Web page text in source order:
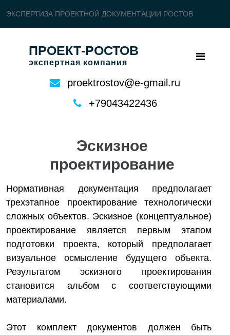
ЭКСПЕРТИЗА ПРОЕКТНОЙ ДОКУМЕНТАЦИИ РОСТОВ
ПРОЕКТ-РОСТОВ
экспертная компания
proektrostov@e-gmail.ru
+79043422436
Эскизное
проектирование
Нормативная документация предполагает
трехэтапное проектирование технологически
сложных объектов. Эскизное (концептуальное)
проектирование является первым этапом
подготовки проекта, который предполагает
визуальное осмысление будущего объекта.
Результатом эскизного проектирования
становится альбом с соответствующими
материалами.
Этот комплект документов должен быть